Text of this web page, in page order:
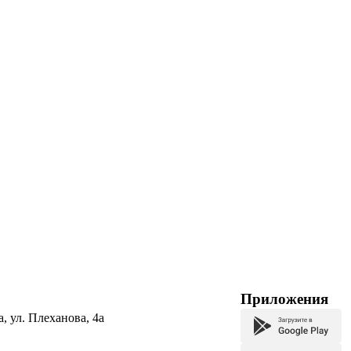
ул. Плеханова, 4а
Приложения